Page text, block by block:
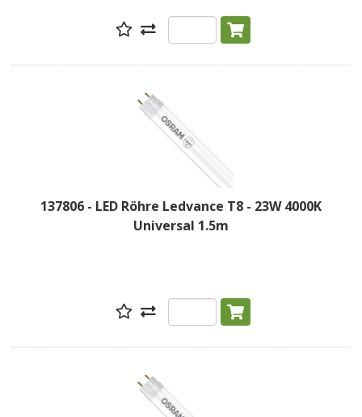
137806 - LED Röhre Ledvance T8 - 23W 4000K
Universal 1.5m